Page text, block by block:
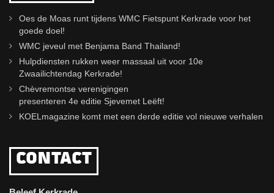
Oes de Moas runt tijdens WMC Fietspunt Kerkrade voor het
goede doel!
WMC jeveul met Benjama Band Thailand!
Hulpdiensten rukken weer massaal uit voor 10e
Zwaailichtendag Kerkrade!
Chèvremontse verenigingen
presenteren 4e editie Sjevemet Leëft!
KOELmagazine komt met een derde editie vol nieuwe verhalen
CONTACT